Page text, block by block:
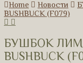
Home
Новости
BUSHBUCK (F079)
БУШБОК
BUSHBUCK